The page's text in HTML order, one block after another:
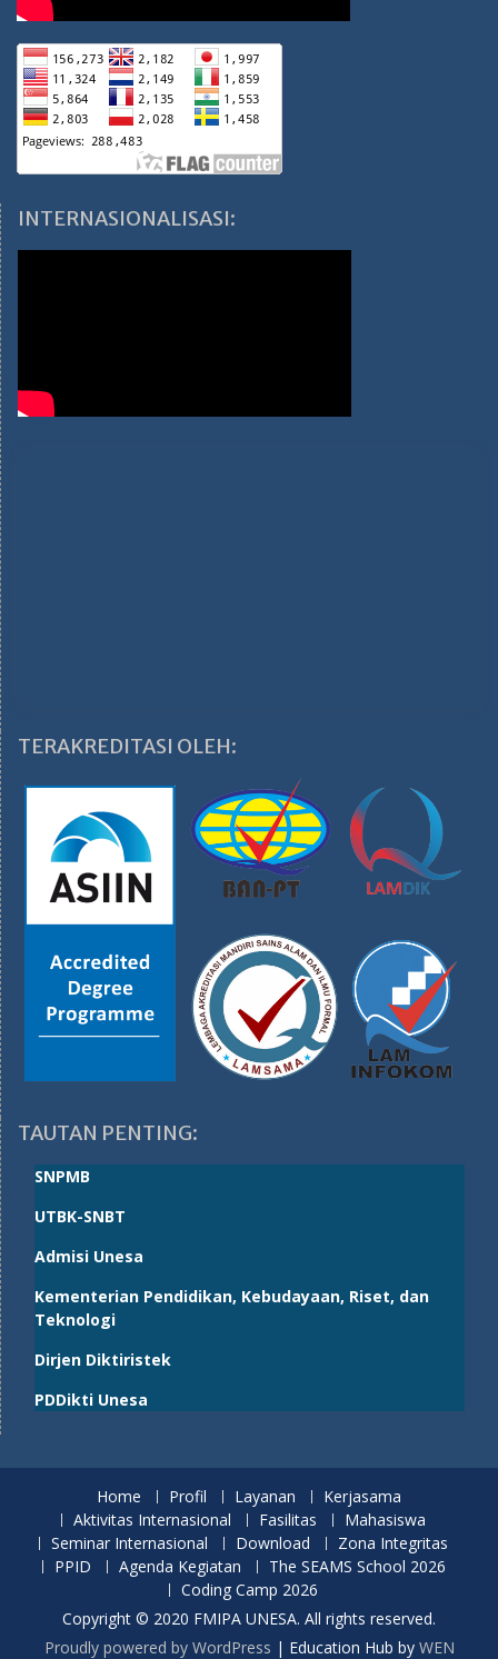
INTERNASIONALISASI:
TERAKREDITASI OLEH:
TAUTAN PENTING:
SNPMB
UTBK-SNBT
Admisi Unesa
Kementerian Pendidikan, Kebudayaan, Riset, dan
Teknologi
Dirjen Diktiristek
PDDikti Unesa
Home Profil Layanan
Kerjasama
Aktivitas Internasional
Fasilitas
Mahasiswa
Seminar Internasional
Download
Zona Integritas
PPID
Agenda Kegiatan
The SEAMS School 2026
Coding Camp 2026
Copyright © 2020 FMIPA UNESA. All rights reserved.
Proudly powered by WordPress | Education Hub by WEN